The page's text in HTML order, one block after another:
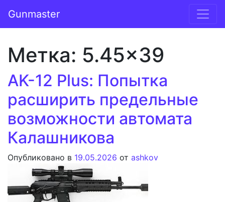
Основная навигация
Gunmaster
Метка: 5.45×39
AK-12 Plus: Попытка
расширить предельные
возможности автомата
Калашникова
Опубликовано в 19.05.2026 от ashkov